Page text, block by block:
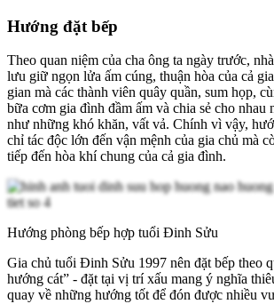
Hướng đặt bếp
Theo quan niệm của cha ông ta ngày trước,
lưu giữ ngọn lửa ấm cúng, thuận hòa của cả
gian mà các thành viên quây quần, sum họp,
bữa cơm gia đình đầm ấm và chia sẻ cho
như những khó khăn, vất vả. Chính vì vậy,
chỉ tác độc lớn đến vận mệnh của gia chủ mà
tiếp đến hòa khí chung của cả gia đình.
Hướng phòng bếp hợp tuổi Đinh Sửu
Gia chủ tuổi Đinh Sửu 1997 nên đặt bếp theo
hướng cát” - đặt tại vị trí xấu mang ý nghĩa
quay về những hướng tốt để đón được nhiều